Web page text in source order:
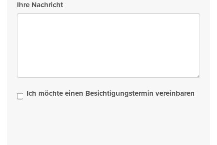
Ihre Nachricht
Ich möchte einen Besichtigungstermin vereinbaren